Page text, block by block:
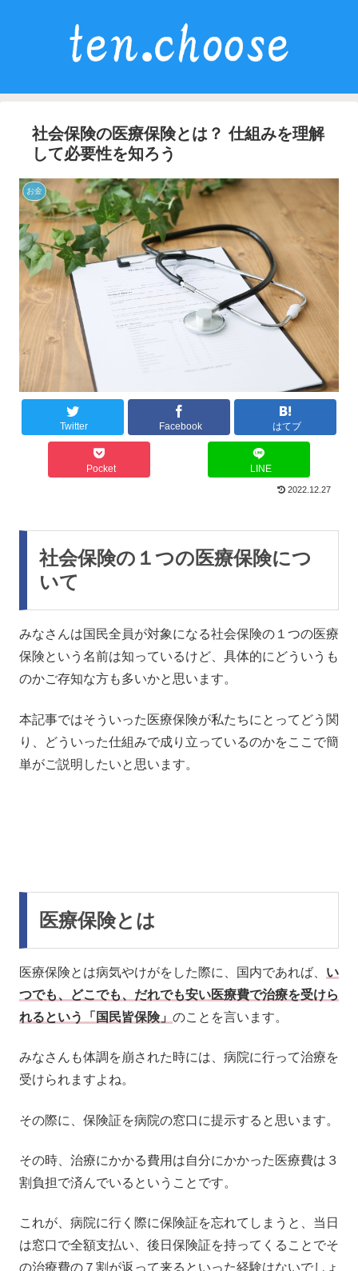
社会保険の医療保険とは？ 仕組みを理解
して必要性を知ろう
お金
Twitter Facebook はてブ
Pocket LINE
2022.12.27
社会保険の１つの医療保険につ
いて
みなさんは国民全員が対象になる社会保険の１つの医療
保険という名前は知っているけど、具体的にどういうも
のかご存知な方も多いかと思います。
本記事ではそういった医療保険が私たちにとってどう関
り、どういった仕組みで成り立っているのかをここで簡
単がご説明したいと思います。
医療保険とは
医療保険とは病気やけがをした際に、国内であれば、 い
つでも、どこでも、だれでも安い医療費で治療を受けら
れるという「国民皆保険」 のことを言います。
みなさんも体調を崩された時には、病院に行って治療を
受けられますよね。
その際に、保険証を病院の窓口に提示すると思います。
その時、治療にかかる費用は自分にかかった医療費は３
割負担で済んでいるということです。
これが、病院に行く際に保険証を忘れてしまうと、当日
は窓口で全額支払い、後日保険証を持ってくることでそ
の治療費の７割が返って来るといった経験はないでしょ